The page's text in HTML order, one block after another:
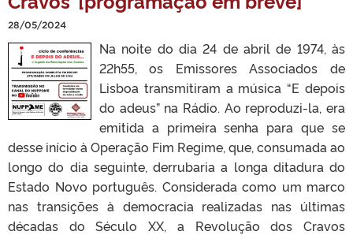
28/05/2024
Na noite do dia 24 de abril de 1974, às
22h55, os Emissores Associados de
Lisboa transmitiram a música “E depois
do adeus” na Rádio. Ao reproduzi-la, era
emitida a primeira senha para que se
desse início à Operação Fim Regime, que, consumada ao
longo do dia seguinte, derrubaria a longa ditadura do
Estado Novo português. Considerada como um marco
nas transições à democracia realizadas nas últimas
décadas do Século XX, a Revolução dos Cravos